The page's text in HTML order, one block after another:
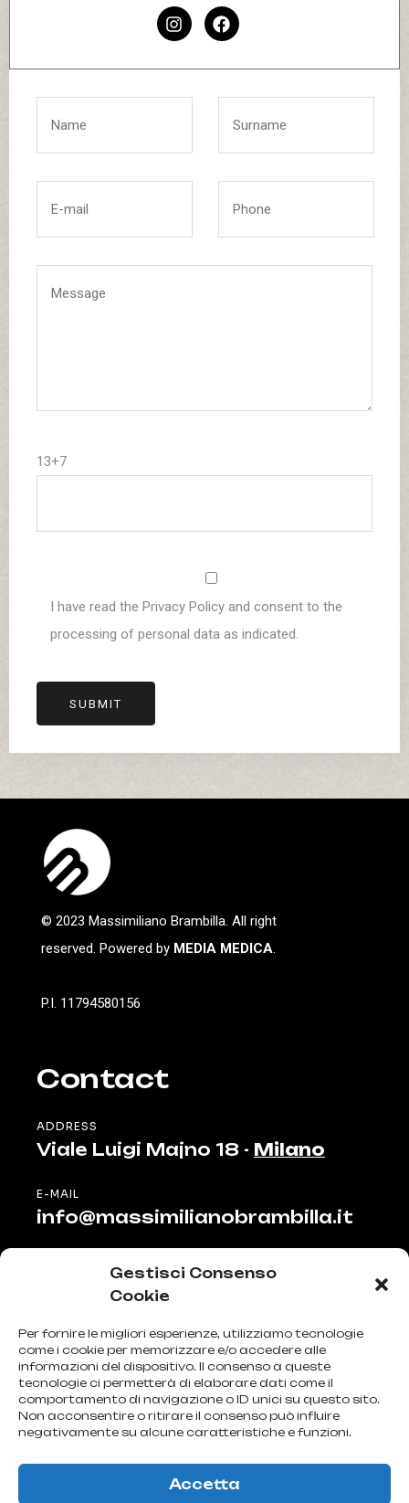
Gestisci Consenso
Cookie
Per fornire le migliori esperienze, utilizziamo tecnologie
come i cookie per memorizzare e/o accedere alle
informazioni del dispositivo. Il consenso a queste
tecnologie ci permetterà di elaborare dati come il
comportamento di navigazione o ID unici su questo sito.
Non acconsentire o ritirare il consenso può influire
negativamente su alcune caratteristiche e funzioni.
Accetta
13+7
I have read the Privacy Policy and consent to the
processing of personal data as indicated.
SUBMIT
© 2023 Massimiliano Brambilla. All right
reserved. Powered by MEDIA MEDICA.
P.I. 11794580156
Contact
ADDRESS
Viale Luigi Majno 18 - Milano
E-MAIL
info@massimilianobrambilla.it
+39 02 835 320 84
Menu
HOME
ABOUT ME
CONTACT
COOKIE POLICY